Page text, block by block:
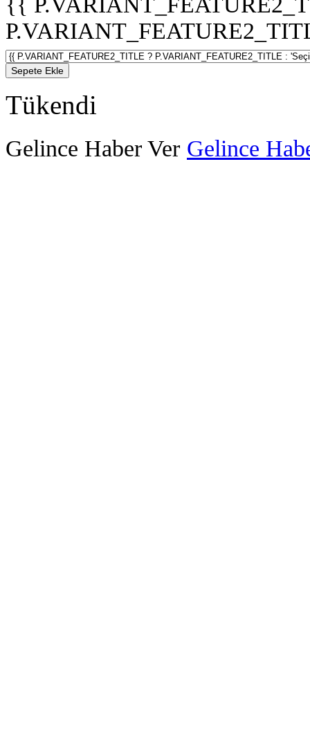
Sepete Ekle
Tükendi
Gelince Haber Ver Gelince